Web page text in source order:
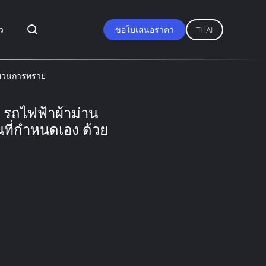
ขอใบเสนอราคา THAI
นการทราย
ถไฟฟ้าผ้าม่าน
กําหนดเอง ด้วย